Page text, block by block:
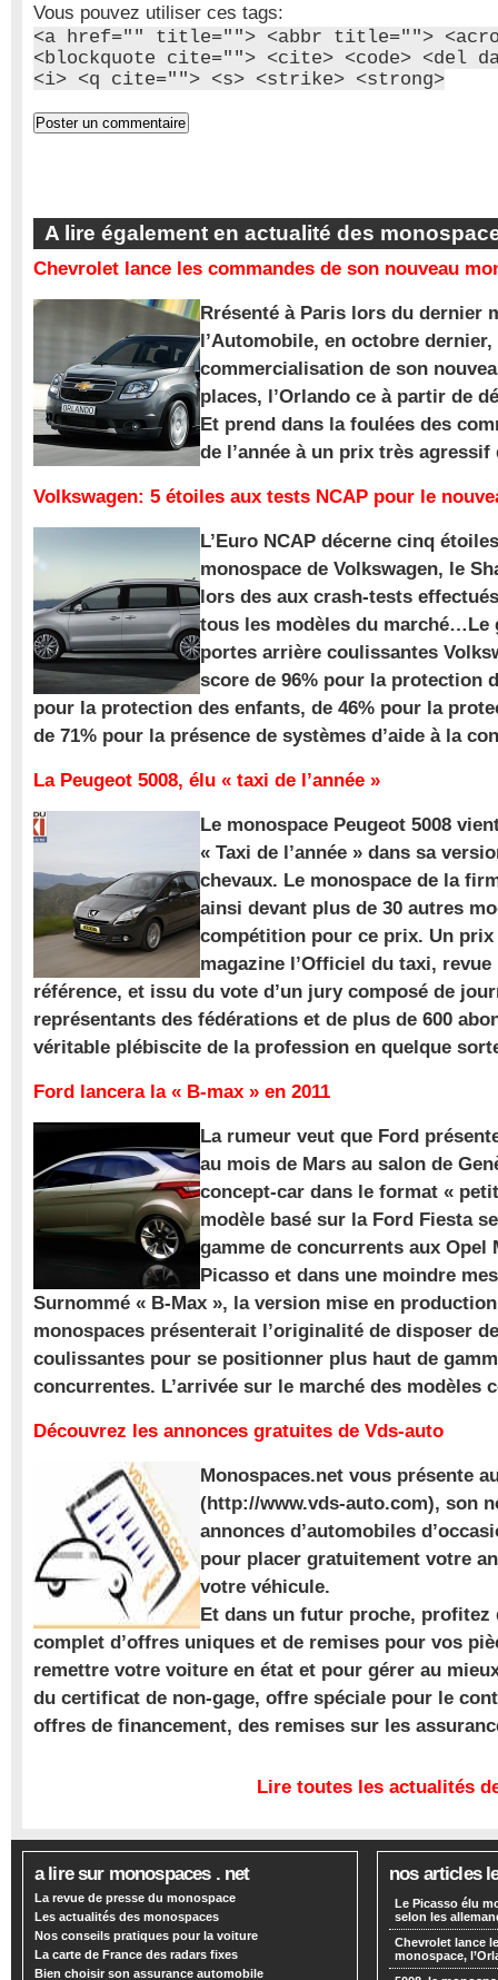
Vous pouvez utiliser ces tags:
<a href="" title=""> <abbr title="">
<blockquote cite=""> <cite> <code> <del
<i> <q cite=""> <s> <strike> <strong>
A lire également en actualité des
Chevrolet lance les commandes de son nouveau
Rrésenté à Paris lors du dernier
l’Automobile, en octobre
commercialisation de son
places, l’Orlando ce à partir de
Et prend dans la foulées des
de l’année à un prix très agressif
Volkswagen: 5 étoiles aux tests NCAP pour le
L’Euro NCAP décerne cinq
monospace de Volkswagen, le
lors des aux crash-tests
tous les modèles du marché…Le
portes arrière coulissantes
score de 96% pour la protection
pour la protection des enfants, de 46% pour la
de 71% pour la présence de systèmes d’aide à la
La Peugeot 5008, élu « taxi de l’année »
Le monospace Peugeot 5008
« Taxi de l’année » dans sa
chevaux. Le monospace de la
ainsi devant plus de 30 autres
compétition pour ce prix. Un
magazine l’Officiel du taxi,
référence, et issu du vote d’un jury composé de
représentants des fédérations et de plus de 600
véritable plébiscite de la profession en quelque
Ford lancera la « B-max » en 2011
La rumeur veut que Ford
au mois de Mars au salon de
concept-car dans le format «
modèle basé sur la Ford Fiesta
gamme de concurrents aux Opel
Picasso et dans une moindre
Surnommé « B-Max », la version mise en
monospaces présenterait l’originalité de disposer
coulissantes pour se positionner plus haut de
concurrentes. L’arrivée sur le marché des modèles
Découvrez les annonces gratuites de Vds-auto
Monospaces.net vous présente
(http://www.vds-auto.com), son
annonces d’automobiles
pour placer gratuitement votre
votre véhicule.
Et dans un futur proche, profitez
complet d’offres uniques et de remises pour vos
remettre votre voiture en état et pour gérer au
du certificat de non-gage, offre spéciale pour le
offres de financement, des remises sur les
Lire toutes les actualités
a lire sur monospaces . net
La revue de presse du monospace
Les actualités des monospaces
Nos conseils pratiques pour la voiture
La carte de France des radars fixes
Bien choisir son assurance automobile
nos articles
Le Picasso élu
selon les
Chevrolet lance
monospace,